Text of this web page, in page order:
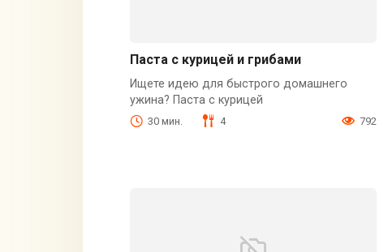
Паста с курицей и грибами
Ищете идею для быстрого домашнего
ужина? Паста с курицей
30 мин. 4 792